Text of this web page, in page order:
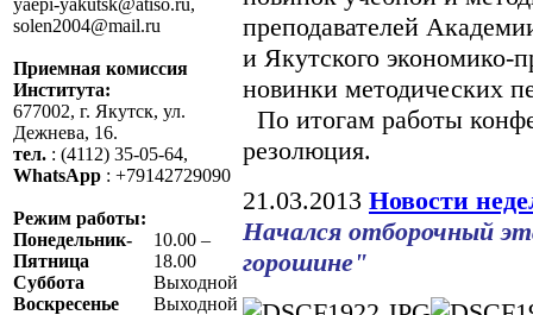
yaepi-yakutsk@atiso.ru,
solen2004@mail.ru
Приемная комиссия
Института:
677002, г. Якутск, ул.
Дежнева, 16.
тел. : (4112) 35-05-64,
WhatsApp : +79142729090
Режим работы:
Понедельник-
Пятница
10.00 –
18.00
Суббота
Выходной
Воскресенье
Выходной
преподавателей
и Якутского экономико-
новинки методических
По итогам работы
резолюция.
21.03.2013 Новости
Начался отборочный
горошине"